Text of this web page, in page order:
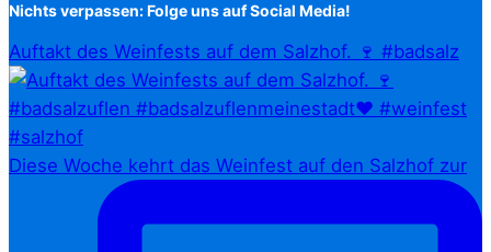
Nichts verpassen: Folge uns auf Social Media!
Auftakt des Weinfests auf dem Salzhof. 🍷 #badsalz
Diese Woche kehrt das Weinfest auf den Salzhof zur